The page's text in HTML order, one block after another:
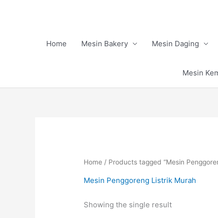
Home
Mesin Bakery Mesin Daging
Mesin
Home / Products tagged “Mesin
Mesin Penggoreng Listrik Murah
Showing the single result